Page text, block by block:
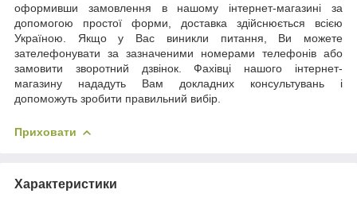
оформивши замовлення в нашому інтернет-магазині за
допомогою простої форми, доставка здійснюється всією
Україною. Якщо у Вас виникли питання, Ви можете
зателефонувати за зазначеними номерами телефонів або
замовити зворотний дзвінок. Фахівці нашого інтернет-
магазину нададуть Вам докладних консультувань і
допоможуть зробити правильний вибір.
Приховати
Характеристики